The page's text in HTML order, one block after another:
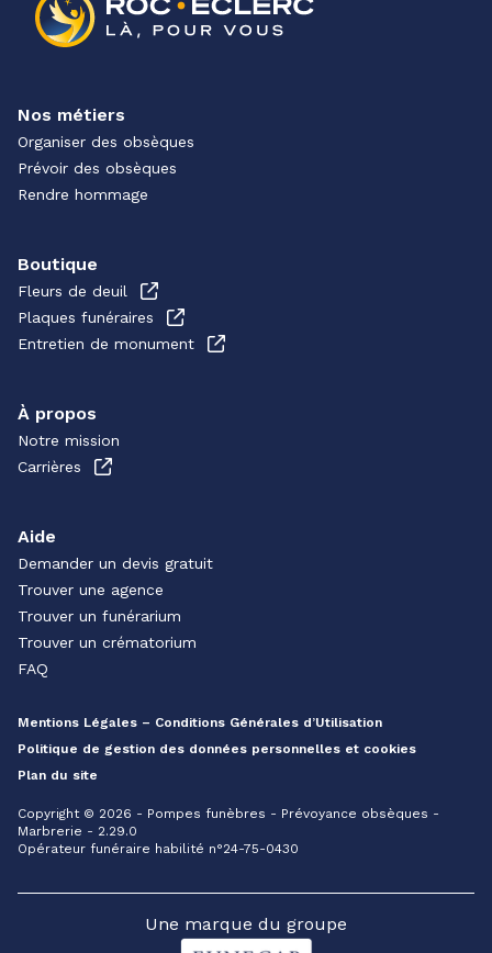
Nos métiers
Organiser des obsèques
Prévoir des obsèques
Rendre hommage
Boutique
Fleurs de deuil
Plaques funéraires
Entretien de monument
À propos
Notre mission
Carrières
Aide
Demander un devis gratuit
Trouver une agence
Trouver un funérarium
Trouver un crématorium
FAQ
Mentions Légales – Conditions Générales d’Utilisation
Politique de gestion des données personnelles et cookies
Plan du site
Copyright © 2026 - Pompes funèbres - Prévoyance obsèques -
Marbrerie - 2.29.0
Opérateur funéraire habilité n°24-75-0430
Une marque du groupe